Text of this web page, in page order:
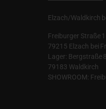
Elzach/Waldkirch
Freiburger Straße
79215 Elzach bei
Lager: Bergstraße 8
79183 Waldkirch
SHOWROOM: